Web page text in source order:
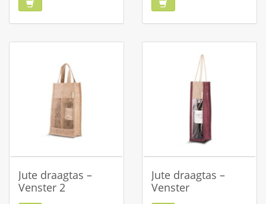
Jute draagtas –
Venster 2
Jute draagtas –
Venster